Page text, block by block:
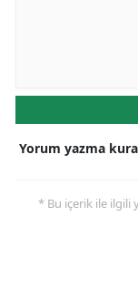
Yorum yazma
* Bu içerik ile ilgili